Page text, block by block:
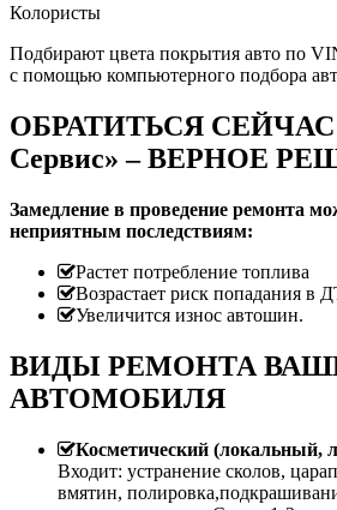
Колористы
Подбирают цвета покрытия авто по
с помощью компьютерного подбора
ОБРАТИТЬСЯ СЕЙЧАС
Сервис» – ВЕРНОЕ
Замедление в проведение ремонта
неприятным последствиям:
Растет потребление топлива
Возрастает риск попадания в
Увеличится износ автошин.
ВИДЫ РЕМОНТА
АВТОМОБИЛЯ
Косметический (локальный,
Входит: устранение сколов,
вмятин,